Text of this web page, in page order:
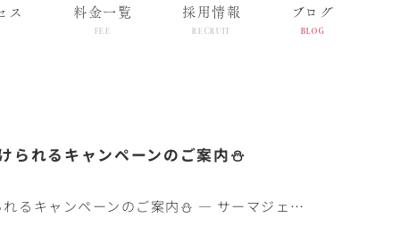
ス 料金一覧
FEE
採用情報
RECRUIT
ブログ
BLOG
れるキャンペーンのご案内⛄
るキャンペーンのご案内⛄ ― サーマジェ…